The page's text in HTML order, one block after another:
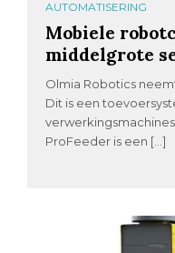
AUTOMATISERING
Mobiele
middelgrote
Olmia Robotics
Dit is een
ProFeeder is een […]